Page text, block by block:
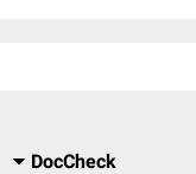
DocCheck